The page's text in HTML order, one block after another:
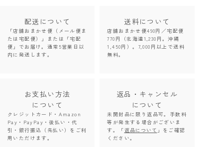
配送について
「店舗おまかせ便（メール便ま
たは宅配便）」または「宅配
便」でお届け。通常5営業日以
内に発送します。
送料について
店舗おまかせ便490円／宅配便
770円（北海道1,230円。沖縄
1,450円）。7,000円以上で送料
無料。
お支払い方法
について
クレジットカード・Amazon
Pay・PayPay・後払い・代
引・銀行振込（先払い）をご利
用いただけます。
返品・キャンセル
について
未開封品に限り返品可。手数料
等が発生する場合がございま
す。「返品について 」をご確認
ください。